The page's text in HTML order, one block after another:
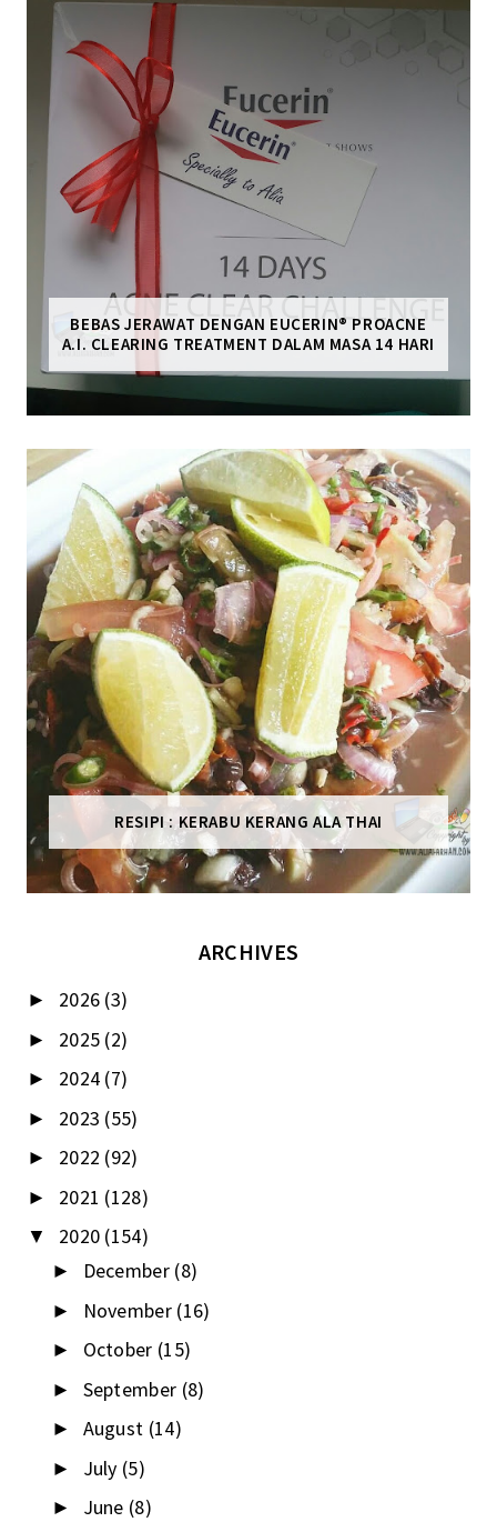
BEBAS JERAWAT DENGAN EUCERIN® PROACNE
A.I. CLEARING TREATMENT DALAM MASA 14 HARI
RESIPI : KERABU KERANG ALA THAI
ARCHIVES
► 2026 (3)
► 2025 (2)
► 2024 (7)
► 2023 (55)
► 2022 (92)
► 2021 (128)
▼ 2020 (154)
► December (8)
► November (16)
► October (15)
► September (8)
► August (14)
► July (5)
► June (8)